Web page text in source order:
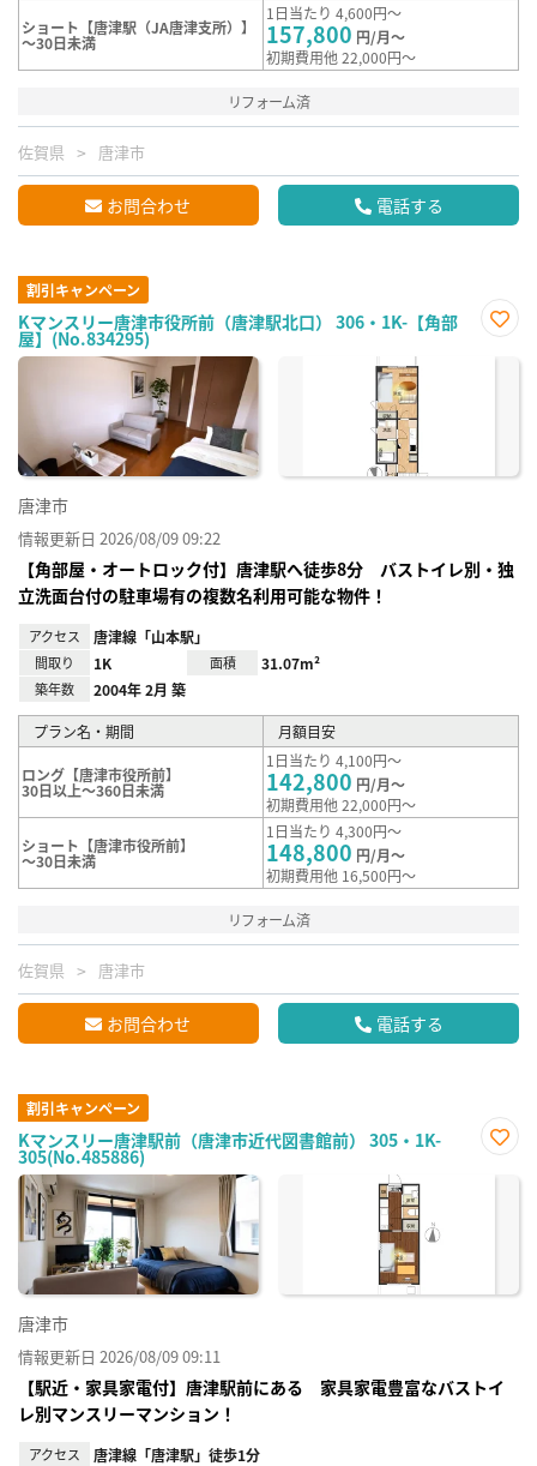
ショート【唐津駅（JA唐津支所）】
～30日未満
1日当たり 4,600円～
157,800 円/月～
初期費用他 22,000円～
リフォーム済
佐賀県 唐津市
お問合わせ 電話する
割引キャンペーン
Kマンスリー唐津市役所前（唐津駅北口） 306・1K-【角部
屋】(No.834295)
に入
唐津市
情報更新日 2026/08/09 09:22
【角部屋・オートロック付】唐津駅へ徒歩8分 バストイレ別・独
立洗面台付の駐車場有の複数名利用可能な物件！
アクセス 唐津線「山本駅」
間取り 1K 面積 31.07m²
築年数 2004年 2月 築
プラン名・期間 月額目安
ロング【唐津市役所前】
30日以上～360日未満
1日当たり 4,100円～
142,800 円/月～
初期費用他 22,000円～
ショート【唐津市役所前】
～30日未満
1日当たり 4,300円～
148,800 円/月～
初期費用他 16,500円～
リフォーム済
佐賀県 唐津市
お問合わせ 電話する
割引キャンペーン
Kマンスリー唐津駅前（唐津市近代図書館前） 305・1K-
305(No.485886)
に入
唐津市
情報更新日 2026/08/09 09:11
【駅近・家具家電付】唐津駅前にある 家具家電豊富なバストイ
レ別マンスリーマンション！
アクセス 唐津線「唐津駅」徒歩1分